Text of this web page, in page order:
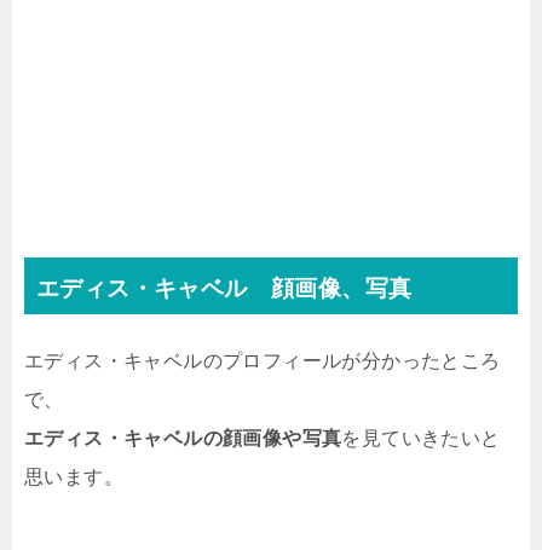
エディス・キャベル 顔画像、写真
エディス・キャベルのプロフィールが分かったところ
で、
エディス・キャベルの顔画像や写真を見ていきたいと
思います。